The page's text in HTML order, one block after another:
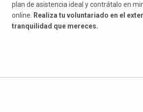
plan de asistencia ideal y contrátalo en
online.
Realiza tu voluntariado en el
tranquilidad que mereces.